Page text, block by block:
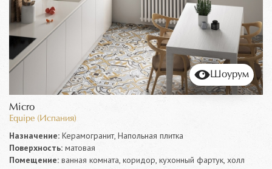
Шоурум
Micro
Equipe (Испания)
Назначение: Керамогранит, Напольная плитка
Поверхность: матовая
Помещение: ванная комната, коридор, кухонный фартук, холл